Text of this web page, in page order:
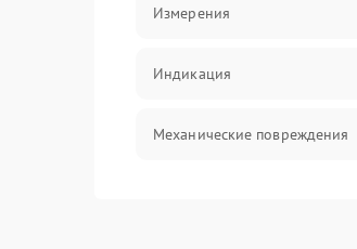
Измерения
Индикация
Механические повреждения